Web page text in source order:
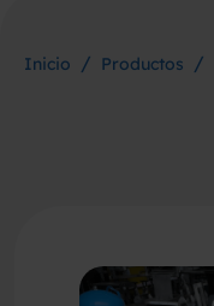
Inicio / Productos /